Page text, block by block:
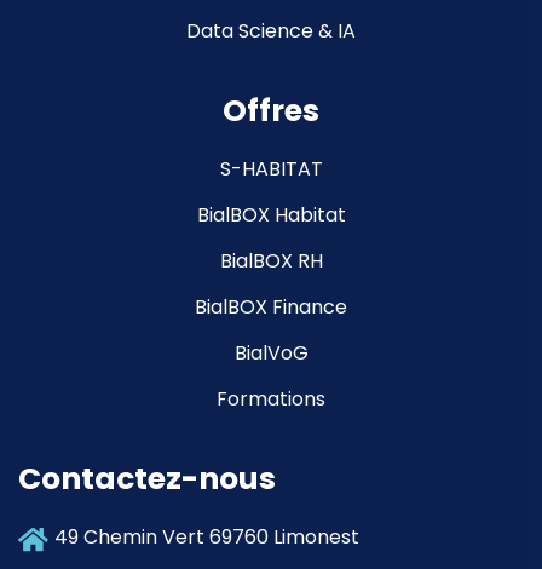
Data Science & IA
Offres
S-HABITAT
BialBOX Habitat
BialBOX RH
BialBOX Finance
BialVoG
Formations
Contactez-nous
49 Chemin Vert 69760 Limonest